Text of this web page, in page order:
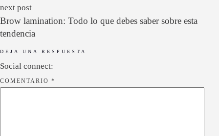
next post
Brow lamination: Todo lo que debes saber sobre esta
tendencia
DEJA UNA RESPUESTA
Social connect:
COMENTARIO *